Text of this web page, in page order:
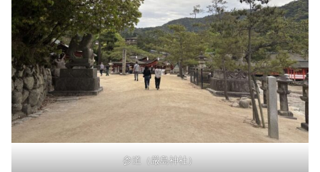
参道（厳島神社）